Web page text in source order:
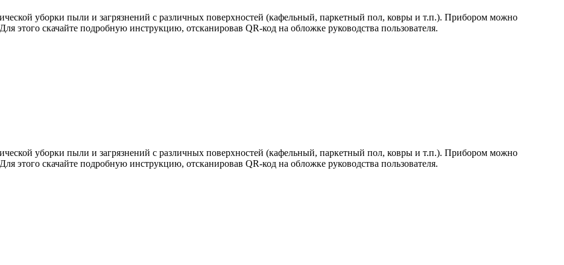
уборки пыли и загрязнений с различных поверхностей (кафельный, паркетный пол, ковры и т.п.). Прибором можно
этого скачайте подробную инструкцию, отсканировав QR-код на обложке руководства пользователя.
уборки пыли и загрязнений с различных поверхностей (кафельный, паркетный пол, ковры и т.п.). Прибором можно
этого скачайте подробную инструкцию, отсканировав QR-код на обложке руководства пользователя.